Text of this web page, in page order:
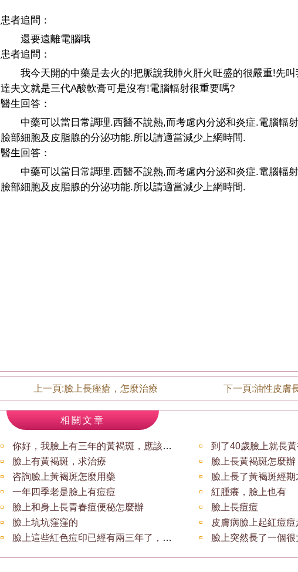
患者追問：
還要遠離電腦哦
患者追問：
我今天開的中藥是去火的!把脈說我肺火肝火旺盛的很嚴重!先
達夫文就是三代A酸軟膏可是沒有!電腦輻射很重要嗎?
醫生回答：
中藥可以當日常調理.西醫不說熱,而考慮內分泌和炎症.電腦輻
臉部細胞及皮脂腺的分泌功能.所以請適當減少上網時間.
醫生回答：
中藥可以當日常調理.西醫不說熱,而考慮內分泌和炎症.電腦輻
臉部細胞及皮脂腺的分泌功能.所以請適當減少上網時間.
上一頁:臉上長痤瘡，怎麼治療 下一頁:油性皮膚長
相關文章
你好，我臉上有三年的黃褐斑，應該吃什麼藥
到了40歲臉上就長
臉上有黃褐斑，求治療
臉上長黃褐斑怎麼
咨詢臉上黃褐斑怎麼用藥
臉上長了黃褐斑經期
一年四季老是臉上有痘痘
紅腫癢，臉上也有
臉上和身上長青春痘便秘怎麼辦
臉上長痘痘
臉上坑坑窪窪的
皮膚病臉上起紅痘痘
臉上這些紅色痘印已經有兩三年了，一直是紅